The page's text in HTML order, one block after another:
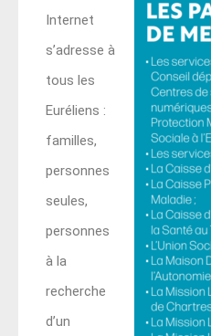
Internet
s’adresse à
tous les
Euréliens :
familles,
personnes
seules,
personnes
à la
recherche
d’un